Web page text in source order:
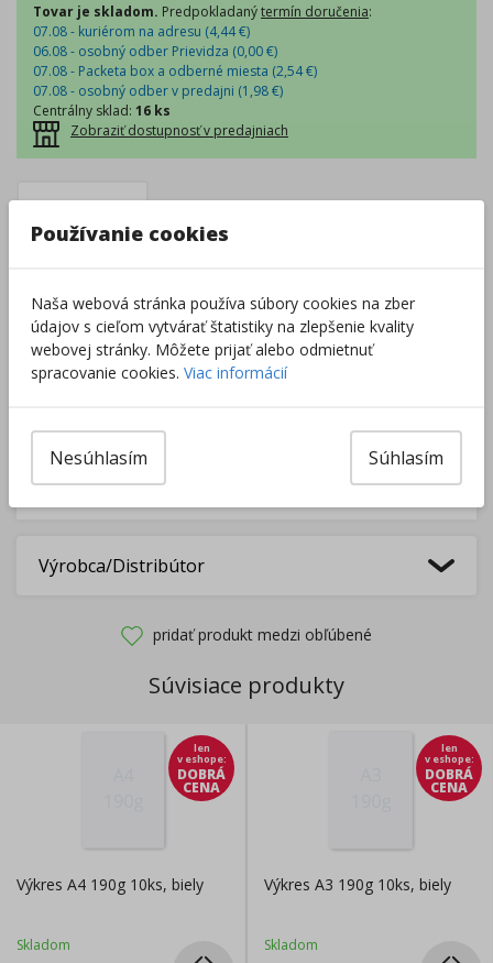
Tovar je skladom. Predpokladanýtermín doručenia:
07.08 - kuriérom na adresu (4,44€)
06.08 - osobný odber Prievidza (0,00€)
07.08 - Packeta box a odberné miesta (2,54€)
07.08 - osobný odber v predajni (1,98€)
Centrálny sklad: 16 ks
Zobraziť dostupnosť v predajniach
– +
Pri nákupe zaďalších 49.00€
získatedopravu zadarmo.
Rozdávame
na podporu vzdelávania.
Nakúpte za ďalších darček zadarmo.
Výrobca/Distribútor
pridať produkt medzi obľúbené
Súvisiace produkty
len
v eshope:
DOBRÁ
CENA
Výkres A4 190g 10ks, biely
Skladom
len
v eshope:
DOBRÁ
CENA
Výkres A3 190g 10ks, biely
Skladom
Používanie cookies
Naša webová stránka používa súbory cookies na zber
údajov s cieľom vytvárať štatistiky na zlepšenie kvality
webovej stránky. Môžete prijať alebo odmietnuť
spracovanie cookies. Viac informácií
Súhlasím
Nesúhlasím